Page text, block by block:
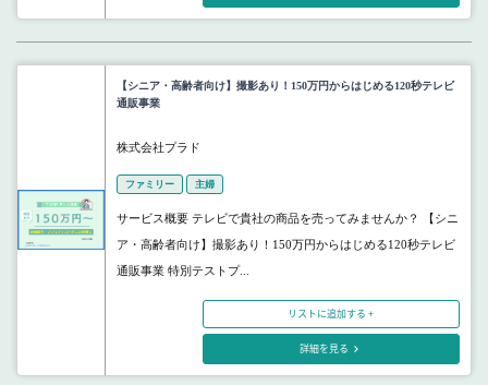
【シニア・高齢者向け】撮影あり！150万円からはじめる120秒テレビ
通販事業
株式会社プラド
ファミリー 主婦
サービス概要 テレビで貴社の商品を売ってみませんか？ 【シニ
ア・高齢者向け】撮影あり！150万円からはじめる120秒テレビ
通販事業 特別テストプ...
リストに追加する +
詳細を見る